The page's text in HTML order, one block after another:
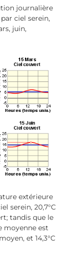
journalière
ciel serein,
juin,
extérieure
serein, 20,7°C
tandis que le
moyenne est
et 14,3°C